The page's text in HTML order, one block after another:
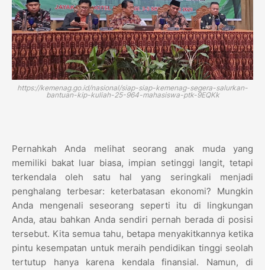
https://kemenag.go.id/nasional/siap-siap-kemenag-segera-salurkan-
bantuan-kip-kuliah-25-964-mahasiswa-ptk-9EQKk
Pernahkah Anda melihat seorang anak muda yang
memiliki bakat luar biasa, impian setinggi langit, tetapi
terkendala oleh satu hal yang seringkali menjadi
penghalang terbesar: keterbatasan ekonomi? Mungkin
Anda mengenali seseorang seperti itu di lingkungan
Anda, atau bahkan Anda sendiri pernah berada di posisi
tersebut. Kita semua tahu, betapa menyakitkannya ketika
pintu kesempatan untuk meraih pendidikan tinggi seolah
tertutup hanya karena kendala finansial. Namun, di